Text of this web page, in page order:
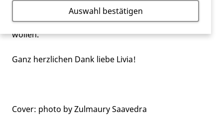
sich für das Thema interessieren und einen Einblick
in das Leben mit derHuntington-Krankheiterhalten
wollen.
Ganz herzlichen Dank liebe Livia!
Cover: photo by Zulmaury Saavedra
Auswahl bestätigen